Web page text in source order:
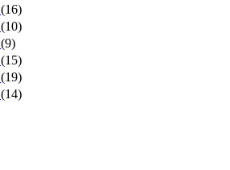
(16)
(10)
(9)
(15)
(19)
(14)